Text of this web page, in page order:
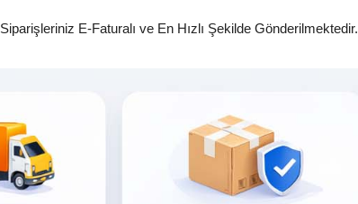
E-Faturalı ve En Hızlı Şekilde Gönderilmektedir.